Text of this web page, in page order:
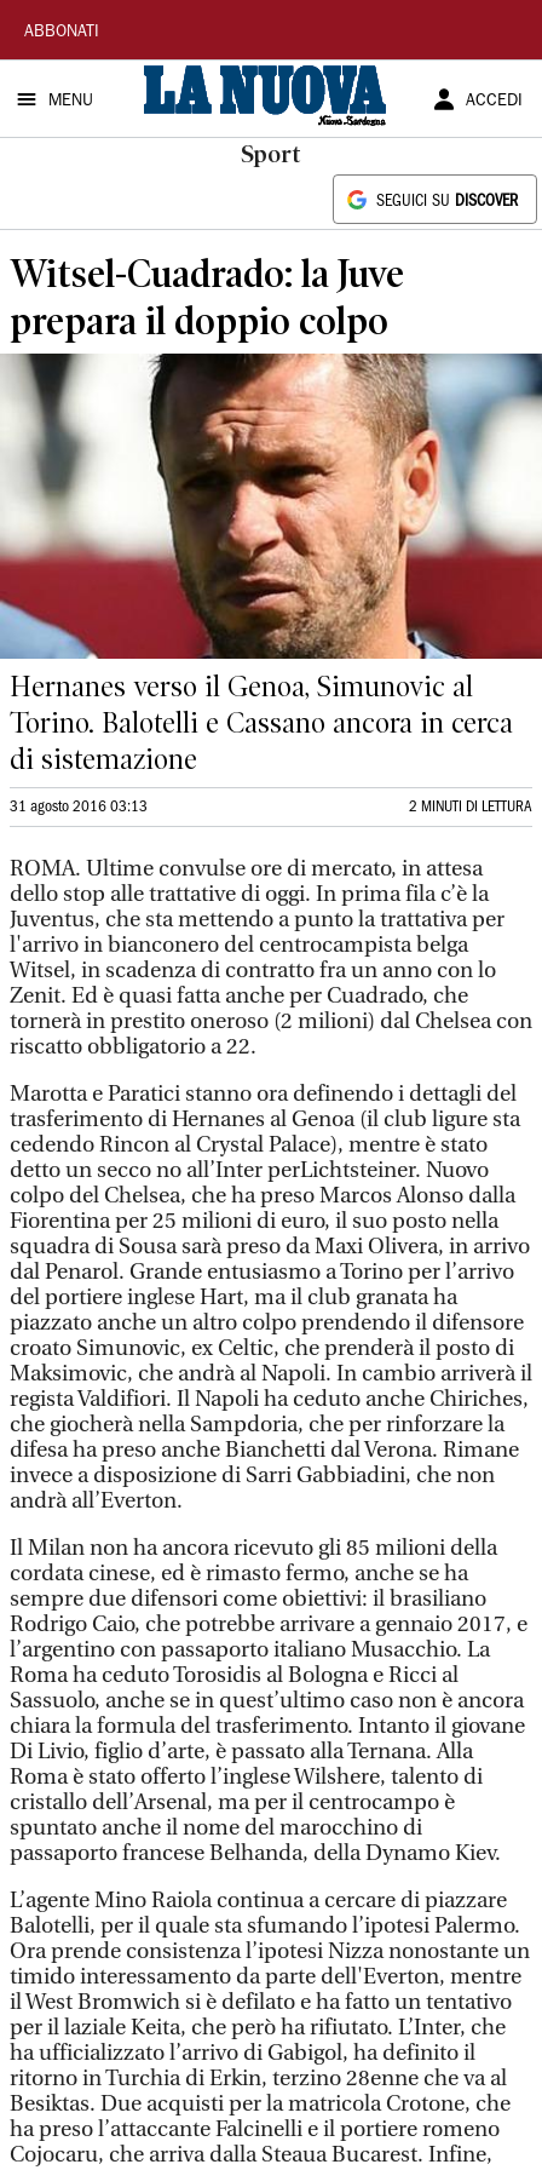
La
Nuova
Sardegna
ABBONATI
MENU ACCEDI
Sport
SEGUICI SU DISCOVER
Witsel-Cuadrado: la Juve
prepara il doppio colpo
Hernanes verso il Genoa, Simunovic al
Torino. Balotelli e Cassano ancora in cerca
di sistemazione
31 agosto 2016 03:13 2 MINUTI DI LETTURA
ROMA. Ultime convulse ore di mercato, in attesa
dello stop alle trattative di oggi. In prima fila c’è la
Juventus, che sta mettendo a punto la trattativa per
l'arrivo in bianconero del centrocampista belga
Witsel, in scadenza di contratto fra un anno con lo
Zenit. Ed è quasi fatta anche per Cuadrado, che
tornerà in prestito oneroso (2 milioni) dal Chelsea con
riscatto obbligatorio a 22.
Marotta e Paratici stanno ora definendo i dettagli del
trasferimento di Hernanes al Genoa (il club ligure sta
cedendo Rincon al Crystal Palace), mentre è stato
detto un secco no all’Inter perLichtsteiner. Nuovo
colpo del Chelsea, che ha preso Marcos Alonso dalla
Fiorentina per 25 milioni di euro, il suo posto nella
squadra di Sousa sarà preso da Maxi Olivera, in arrivo
dal Penarol. Grande entusiasmo a Torino per l’arrivo
del portiere inglese Hart, ma il club granata ha
piazzato anche un altro colpo prendendo il difensore
croato Simunovic, ex Celtic, che prenderà il posto di
Maksimovic, che andrà al Napoli. In cambio arriverà il
regista Valdifiori. Il Napoli ha ceduto anche Chiriches,
che giocherà nella Sampdoria, che per rinforzare la
difesa ha preso anche Bianchetti dal Verona. Rimane
invece a disposizione di Sarri Gabbiadini, che non
andrà all’Everton.
Il Milan non ha ancora ricevuto gli 85 milioni della
cordata cinese, ed è rimasto fermo, anche se ha
sempre due difensori come obiettivi: il brasiliano
Rodrigo Caio, che potrebbe arrivare a gennaio 2017, e
l’argentino con passaporto italiano Musacchio. La
Roma ha ceduto Torosidis al Bologna e Ricci al
Sassuolo, anche se in quest’ultimo caso non è ancora
chiara la formula del trasferimento. Intanto il giovane
Di Livio, figlio d’arte, è passato alla Ternana. Alla
Roma è stato offerto l’inglese Wilshere, talento di
cristallo dell’Arsenal, ma per il centrocampo è
spuntato anche il nome del marocchino di
passaporto francese Belhanda, della Dynamo Kiev.
L’agente Mino Raiola continua a cercare di piazzare
Balotelli, per il quale sta sfumando l’ipotesi Palermo.
Ora prende consistenza l’ipotesi Nizza nonostante un
timido interessamento da parte dell'Everton, mentre
il West Bromwich si è defilato e ha fatto un tentativo
per il laziale Keita, che però ha rifiutato. L’Inter, che
ha ufficializzato l’arrivo di Gabigol, ha definito il
ritorno in Turchia di Erkin, terzino 28enne che va al
Besiktas. Due acquisti per la matricola Crotone, che
ha preso l’attaccante Falcinelli e il portiere romeno
Cojocaru, che arriva dalla Steaua Bucarest. Infine,